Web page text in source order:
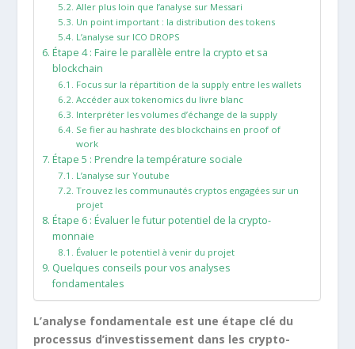
Aller plus loin que l’analyse sur Messari
Un point important : la distribution des tokens
L’analyse sur ICO DROPS
Étape 4 : Faire le parallèle entre la crypto et sa
blockchain
Focus sur la répartition de la supply entre les wallets
Accéder aux tokenomics du livre blanc
Interpréter les volumes d’échange de la supply
Se fier au hashrate des blockchains en proof of
work
Étape 5 : Prendre la température sociale
L’analyse sur Youtube
Trouvez les communautés cryptos engagées sur un
projet
Étape 6 : Évaluer le futur potentiel de la crypto-
monnaie
Évaluer le potentiel à venir du projet
Quelques conseils pour vos analyses
fondamentales
L’analyse fondamentale est une étape clé du
processus d’investissement dans les crypto-